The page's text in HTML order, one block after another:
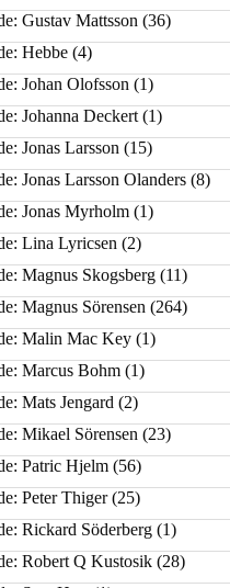
Gustav Mattsson (36)
Hebbe (4)
Johan Olofsson (1)
Johanna Deckert (1)
Jonas Larsson (15)
Jonas Larsson Olanders (8)
Jonas Myrholm (1)
Lina Lyricsen (2)
Magnus Skogsberg (11)
Magnus Sörensen (264)
Malin Mac Key (1)
Marcus Bohm (1)
Mats Jengard (2)
Mikael Sörensen (23)
Patric Hjelm (56)
Peter Thiger(25)
Rickard Söderberg (1)
Robert Q Kustosik (28)